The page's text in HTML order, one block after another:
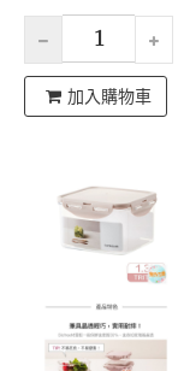
加入購物車